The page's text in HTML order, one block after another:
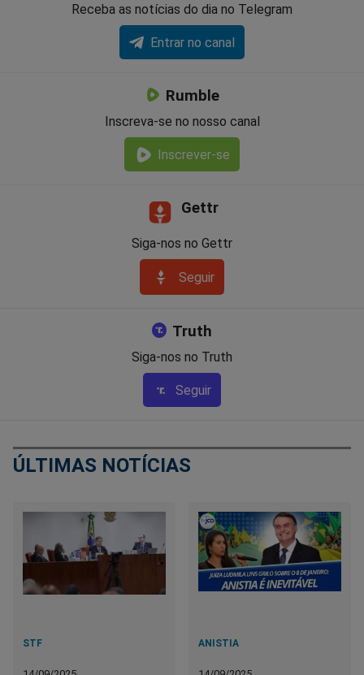
Receba as notícias do dia no Telegram
Entrar no canal
Rumble
Inscreva-se no nosso canal
Inscrever-se
Gettr
Siga-nos no Gettr
Seguir
Truth
Siga-nos no Truth
Seguir
ÚLTIMAS NOTÍCIAS
STF ANISTIA